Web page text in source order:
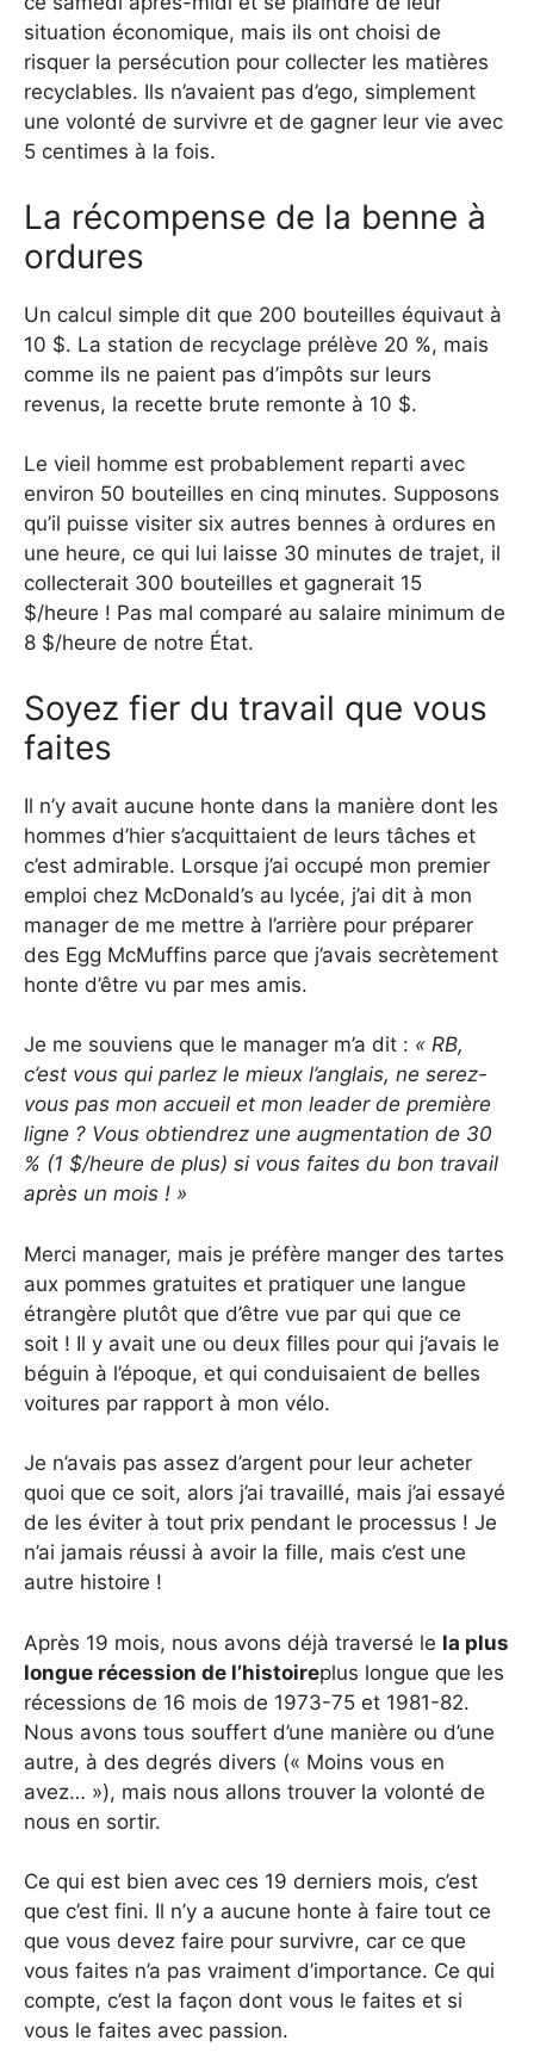
situation économique, mais ils ont choisi de
risquer la persécution pour collecter les matières
recyclables. Ils n’avaient pas d’ego, simplement
une volonté de survivre et de gagner leur vie avec
5 centimes à la fois.
La récompense de la benne à
ordures
Un calcul simple dit que 200 bouteilles équivaut à
10 $. La station de recyclage prélève 20 %, mais
comme ils ne paient pas d’impôts sur leurs
revenus, la recette brute remonte à 10 $.
Le vieil homme est probablement reparti avec
environ 50 bouteilles en cinq minutes. Supposons
qu’il puisse visiter six autres bennes à ordures en
une heure, ce qui lui laisse 30 minutes de trajet, il
collecterait 300 bouteilles et gagnerait 15
$/heure ! Pas mal comparé au salaire minimum de
8 $/heure de notre État.
Soyez fier du travail que vous
faites
Il n’y avait aucune honte dans la manière dont les
hommes d’hier s’acquittaient de leurs tâches et
c’est admirable. Lorsque j’ai occupé mon premier
emploi chez McDonald’s au lycée, j’ai dit à mon
manager de me mettre à l’arrière pour préparer
des Egg McMuffins parce que j’avais secrètement
honte d’être vu par mes amis.
Je me souviens que le manager m’a dit : « RB,
c’est vous qui parlez le mieux l’anglais, ne serez-
vous pas mon accueil et mon leader de première
ligne ? Vous obtiendrez une augmentation de 30
% (1 $/heure de plus) si vous faites du bon travail
après un mois ! »
Merci manager, mais je préfère manger des tartes
aux pommes gratuites et pratiquer une langue
étrangère plutôt que d’être vue par qui que ce
soit ! Il y avait une ou deux filles pour qui j’avais le
béguin à l’époque, et qui conduisaient de belles
voitures par rapport à mon vélo.
Je n’avais pas assez d’argent pour leur acheter
quoi que ce soit, alors j’ai travaillé, mais j’ai essayé
de les éviter à tout prix pendant le processus ! Je
n’ai jamais réussi à avoir la fille, mais c’est une
autre histoire !
Après 19 mois, nous avons déjà traversé le la plus
longue récession de l’histoireplus longue que les
récessions de 16 mois de 1973-75 et 1981-82.
Nous avons tous souffert d’une manière ou d’une
autre, à des degrés divers (« Moins vous en
avez… »), mais nous allons trouver la volonté de
nous en sortir.
Ce qui est bien avec ces 19 derniers mois, c’est
que c’est fini. Il n’y a aucune honte à faire tout ce
que vous devez faire pour survivre, car ce que
vous faites n’a pas vraiment d’importance. Ce qui
compte, c’est la façon dont vous le faites et si
vous le faites avec passion.